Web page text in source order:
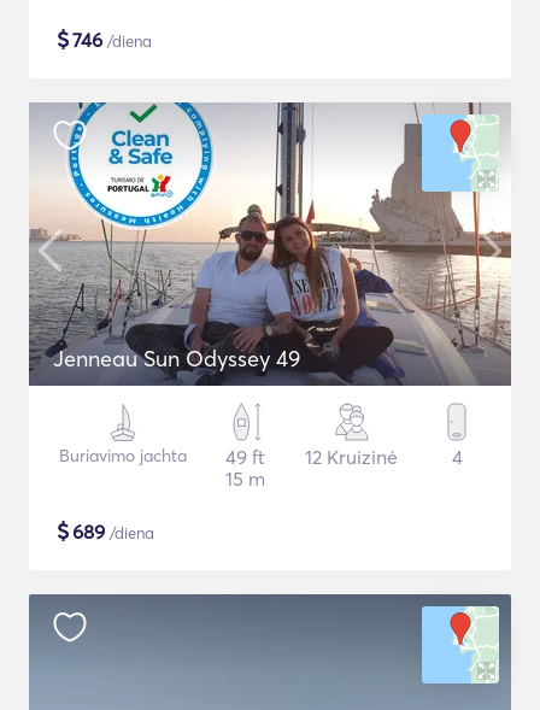
$746 /diena
Jenneau Sun Odyssey 49
Buriavimo jachta
49 ft
15 m
12 Kruizinė 4
$689 /diena